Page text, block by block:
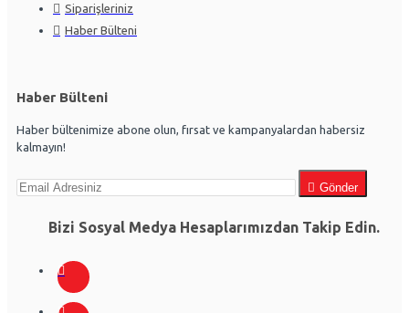
Siparişleriniz
Haber Bülteni
Haber Bülteni
Haber bültenimize abone olun, fırsat ve kampanyalardan habersiz
kalmayın!
Gönder
Bizi Sosyal Medya Hesaplarımızdan Takip Edin.